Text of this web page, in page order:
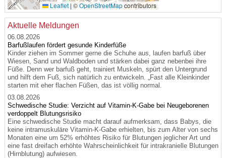
Leaflet|©OpenStreetMapcontributors
Aktuelle Meldungen
06.08.2026
Barfußlaufen fördert gesunde Kinderfüße
Kinder ziehen im Sommer gerne die Schuhe aus, laufen barfuß über
Wiesen, Sand und Waldboden und stärken dabei ganz nebenbei ihre
Füße. Denn wer barfuß geht, trainiert Muskeln, spürt den Untergrund
und hilft dem Fuß, sich natürlich zu entwickeln. „Fast alle Kleinkinder
starten mit eher flachen Füßen, das ist völlig normal.
03.08.2026
Schwedische Studie: Verzicht auf Vitamin-K-Gabe bei Neugeborenen
verdoppelt Blutungsrisiko
Eine schwedische Studie macht darauf aufmerksam, dass Babys, die
keine intramuskuläre Vitamin-K-Gabe erhielten, bis zum Alter von sechs
Monaten eine um 52% erhöhtes Risiko für Blutungen jeglicher Art und
eine fast dreifach erhöhte Wahrscheinlichkeit für intrakranielle Blutungen
(Hirnblutung) aufwiesen.